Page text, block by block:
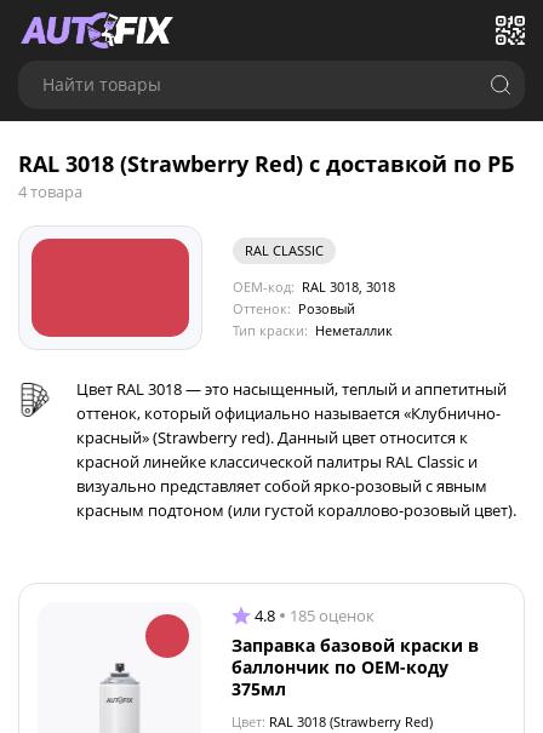
Найти товары
RAL 3018 (Strawberry Red) с доставкой по РБ
4 товара
RAL CLASSIC
OEM-код: RAL 3018, 3018
Оттенок: Розовый
Тип краски: Неметаллик
Цвет RAL 3018 — это насыщенный, теплый и аппетитный
оттенок, который официально называется «Клубнично-
красный» (Strawberry red). Данный цвет относится к
красной линейке классической палитры RAL Classic и
визуально представляет собой ярко-розовый с явным
красным подтоном (или густой кораллово-розовый цвет).
4.8 185 оценок
Заправка базовой краски в
баллончик по OEM-коду
375мл
Цвет: RAL 3018 (Strawberry Red)